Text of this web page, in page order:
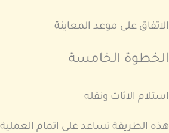
الاتفاق على موعد المعاينة
الخطوة الخامسة
استلام الاثاث ونقله
هذه الطريقة تساعد على اتمام